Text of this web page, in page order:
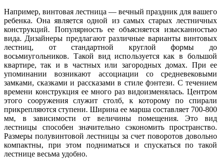
Например, винтовая лестница — вечный праздник для вашего
ребенка. Она является одной из самых старых лестничных
конструкций. Популярность ее объясняется изысканностью
вида. Дизайнеры предлагают различные варианты винтовых
лестниц, от стандартной круглой формы до
восьмиугольников. Такой вид используется как в большой
квартире, так и в частных или загородных домах. При ее
упоминании возникают ассоциации со средневековыми
замками, сказками и рассказами в стиле фэнтези. С течением
времени конструкция ее много раз видоизменялась. Центром
этого сооружения служит столб, к которому по спирали
прикрепляются ступени. Ширина ее марша составляет 700-800
мм, в зависимости от величины помещения. Это вид
лестницы способен значительно сэкономить пространство.
Размеры полувинтовой лестницы за счет поворотов довольно
компактны, при этом подниматься и спускаться по такой
лестнице весьма удобно.